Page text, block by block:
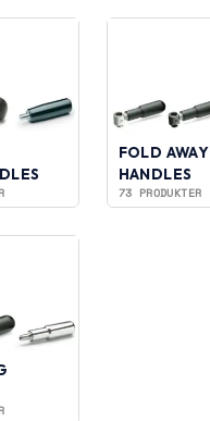
FOLD AWAY
HANDLES
73 PRODUKTER